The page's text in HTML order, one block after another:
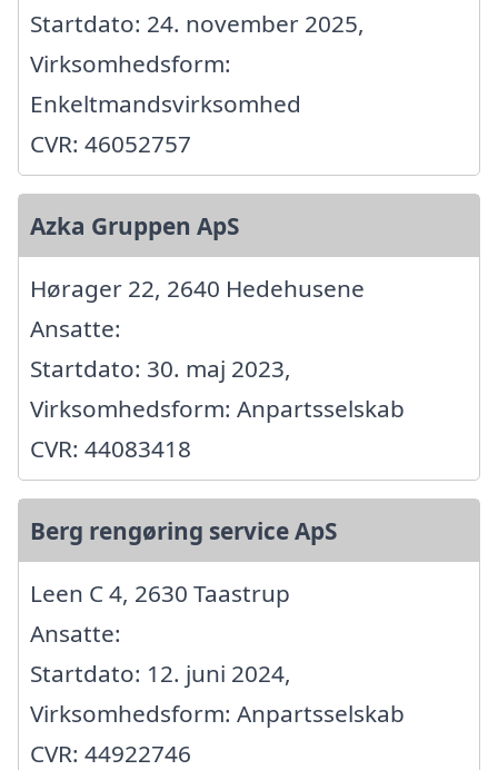
Startdato: 24. november 2025,
Virksomhedsform:
Enkeltmandsvirksomhed
CVR: 46052757
Azka Gruppen ApS
Hørager 22, 2640 Hedehusene
Ansatte:
Startdato: 30. maj 2023,
Virksomhedsform: Anpartsselskab
CVR: 44083418
Berg rengøring service ApS
Leen C 4, 2630 Taastrup
Ansatte:
Startdato: 12. juni 2024,
Virksomhedsform: Anpartsselskab
CVR: 44922746